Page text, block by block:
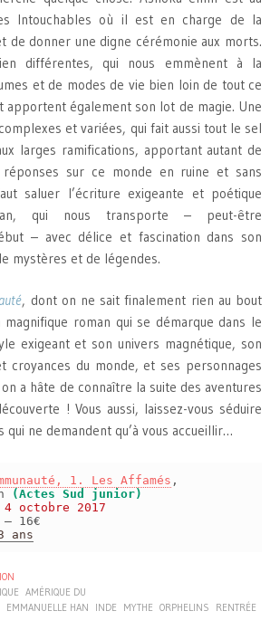
Intouchables où il est en charge de la
de donner une digne cérémonie aux morts.
différentes, qui nous emmènent à la
et de modes de vie bien loin de tout ce
apportent également son lot de magie. Une
et variées, qui fait aussi tout le sel
larges ramifications, apportant autant de
sur ce monde en ruine et sans
saluer l’écriture exigeante et poétique
qui nous transporte – peut-être
– avec délice et fascination dans son
mystères et de légendes.
, dont on ne sait finalement rien au bout
roman qui se démarque dans le
exigeant et son univers magnétique, son
croyances du monde, et ses personnages
a hâte de connaître la suite des aventures
! Vous aussi, laissez-vous séduire
qui ne demandent qu’à vous accueillir…
1. Les Affamés ,
(Actes Sud junior)
4 octobre 2017
– 16€
ans
AMÉRIQUE DU
EMMANUELLE HAN INDE MYTHE ORPHELINS
RENTRÉE